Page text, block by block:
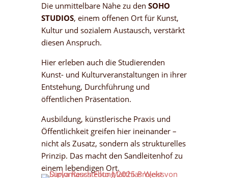
Die unmittelbare Nähe zu den SOHO
STUDIOS, einem offenen Ort für Kunst,
Kultur und sozialem Austausch, verstärkt
diesen Anspruch.
Hier erleben auch die Studierenden
Kunst- und Kulturveranstaltungen in ihrer
Entstehung, Durchführung und
öffentlichen Präsentation.
Ausbildung, künstlerische Praxis und
Öffentlichkeit greifen hier ineinander –
nicht als Zusatz, sondern als strukturelles
Prinzip. Das macht den Sandleitenhof zu
einem lebendigen Ort.